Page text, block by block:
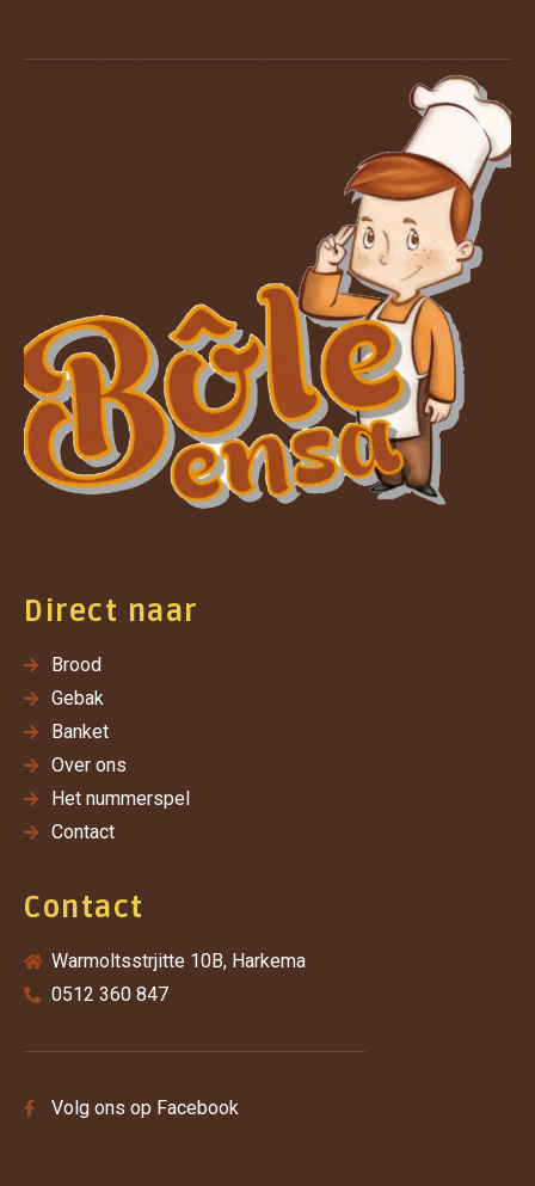
Direct naar
Brood
Gebak
Banket
Over ons
Het nummerspel
Contact
Contact
Warmoltsstrjitte 10B, Harkema
0512 360 847
Volg ons op Facebook